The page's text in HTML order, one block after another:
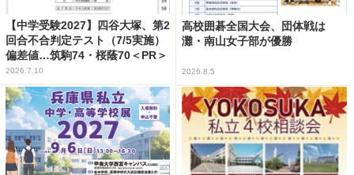
【中学受験2027】四谷大塚、第2
回合不合判定テスト（7/5実施）
偏差値…筑駒74・桜蔭70＜PR＞
2026.7.10
高校囲碁全国大会、団体戦は
灘・南山女子部が優勝
2026.8.5